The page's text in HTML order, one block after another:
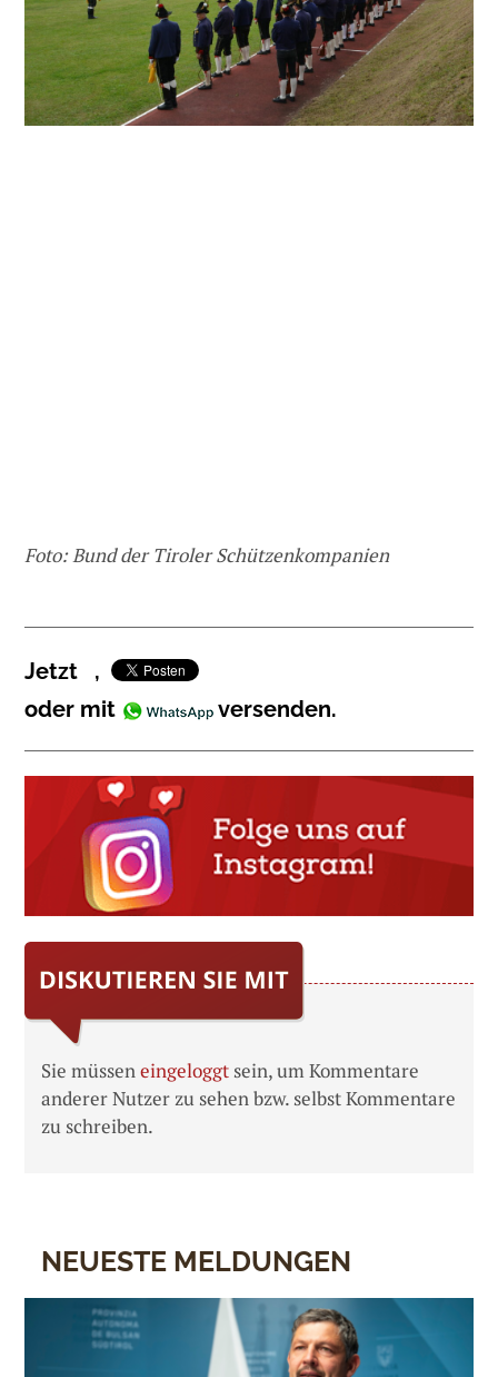
Foto: Bund der Tiroler Schützenkompanien
Jetzt
,
oder mit
versenden.
Sie müsseneingeloggt sein, um Kommentare
anderer Nutzer zu sehen bzw. selbst Kommentare
zu schreiben.
NEUESTE MELDUNGEN